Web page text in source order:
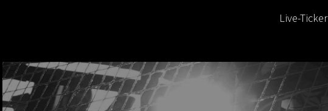
Live-Ticker